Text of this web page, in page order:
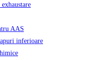
AAS
inferioare